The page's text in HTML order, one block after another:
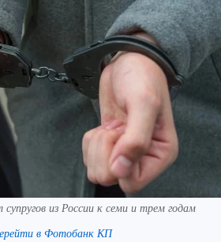
из России к семи и трем годам
в Фотобанк КП